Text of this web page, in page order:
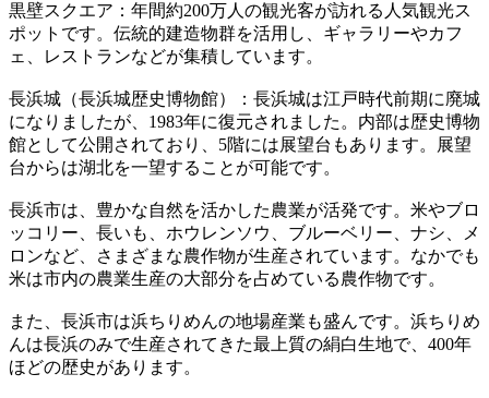
黒壁スクエア：年間約200万人の観光客が訪れる人気観光ス
ポットです。伝統的建造物群を活用し、ギャラリーやカフ
ェ、レストランなどが集積しています。
長浜城（長浜城歴史博物館）：長浜城は江戸時代前期に廃城
になりましたが、1983年に復元されました。内部は歴史博物
館として公開されており、5階には展望台もあります。展望
台からは湖北を一望することが可能です。
長浜市は、豊かな自然を活かした農業が活発です。米やブロ
ッコリー、長いも、ホウレンソウ、ブルーベリー、ナシ、メ
ロンなど、さまざまな農作物が生産されています。なかでも
米は市内の農業生産の大部分を占めている農作物です。
また、長浜市は浜ちりめんの地場産業も盛んです。浜ちりめ
んは長浜のみで生産されてきた最上質の絹白生地で、400年
ほどの歴史があります。